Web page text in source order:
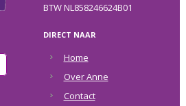
BTW NL858246624B01
DIRECT NAAR
Home
Over Anne
Contact